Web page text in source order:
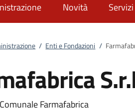
Novità Servizi
/ Enti e Fondazioni /
Farmafabrica